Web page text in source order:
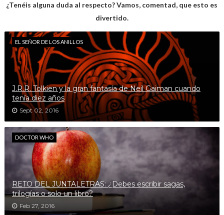
¿Tenéis alguna duda al respecto? Vamos, comentad, que esto es
divertido.
EL SEÑOR DE LOS ANILLOS
J.R.R. Tolkien y la gran fantasía de Neil Gaiman cuando
tenía diez años
Sept 02, 2016
DOCTOR WHO
RETO DEL JUNTALETRAS: ¿Debes escribir sagas,
trilogías o solo un libro?
Feb 27, 2016